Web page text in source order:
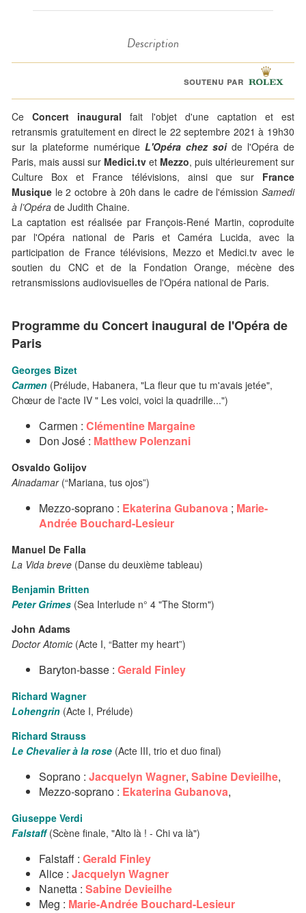
Description
soutenu par
CeConcert inaugural fait l'objet d'une captation et est
retransmis gratuitement en direct le 22 septembre 2021 à 19h30
sur la plateforme numérique L'Opéra chez soide l'Opéra de
Paris, mais aussi sur Medici.tv et Mezzo, puis ultérieurement sur
Culture Box et France télévisions, ainsi que sur France
Musique le 2 octobre à 20h dans le cadre de l'émissionSamedi
à l’Opéra de Judith Chaine.
La captation est réalisée par François-René Martin, coproduite
par l'Opéra national de Paris et Caméra Lucida, avec la
participation de France télévisions, Mezzo et Medici.tv avec le
soutien du CNC et de la Fondation Orange, mécène des
retransmissions audiovisuelles de l'Opéra national de Paris.
Programme du Concert inaugural de l'Opéra de
Paris
Georges Bizet
Carmen (Prélude, Habanera, "La fleur que tu m'avais jetée",
Chœur de l'acte IV " Les voici, voici la quadrille...")
Carmen : Clémentine Margaine
Don José : Matthew Polenzani
Osvaldo Golijov
Ainadamar(“Mariana, tus ojos”)
Mezzo-soprano : Ekaterina Gubanova ; Marie-
Andrée Bouchard-Lesieur
Manuel De Falla
La Vida breve (Danse du deuxième tableau)
Benjamin Britten
Peter Grimes (Sea Interlude n° 4 "The Storm")
John Adams
Doctor Atomic (Acte I, “Batter my heart”)
Baryton-basse : Gerald Finley
Richard Wagner
Lohengrin (Acte I, Prélude)
Richard Strauss
Le Chevalier à la rose (Acte III, trio et duo final)
Soprano : Jacquelyn Wagner, Sabine Devieilhe,
Mezzo-soprano : Ekaterina Gubanova,
Giuseppe Verdi
Falstaff(Scène finale, "Alto là ! - Chi va là")
Falstaff : Gerald Finley
Alice : Jacquelyn Wagner
Nanetta : Sabine Devieilhe
Meg : Marie-Andrée Bouchard-Lesieur